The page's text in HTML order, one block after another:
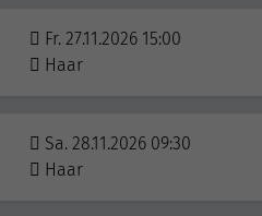
Fr. 27.11.2026 15:00
Haar
Sa. 28.11.2026 09:30
Haar